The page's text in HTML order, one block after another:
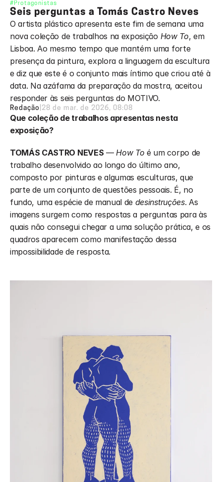
#Protagonistas
Seis perguntas a Tomás Castro Neves
O artista plástico apresenta este fim de semana uma
nova coleção de trabalhos na exposição How To, em
Lisboa. Ao mesmo tempo que mantém uma forte
presença da pintura, explora a linguagem da escultura
e diz que este é o conjunto mais íntimo que criou até à
data. Na azáfama da preparação da mostra, aceitou
responder às seis perguntas do MOTIVO.
Redação 28 de mar. de 2026, 08:08
Que coleção de trabalhos apresentas nesta
exposição?
TOMÁS CASTRO NEVES — How To é um corpo de
trabalho desenvolvido ao longo do último ano,
composto por pinturas e algumas esculturas, que
parte de um conjunto de questões pessoais. É, no
fundo, uma espécie de manual de desinstruções. As
imagens surgem como respostas a perguntas para às
quais não consegui chegar a uma solução prática, e os
quadros aparecem como manifestação dessa
impossibilidade de resposta.